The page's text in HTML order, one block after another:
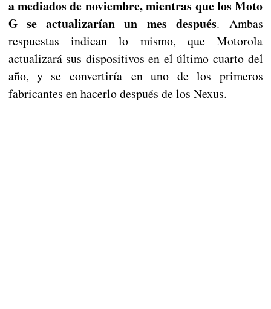
a mediados de noviembre, mientras que los Moto
G se actualizarían un mes después. Ambas
respuestas indican lo mismo, que Motorola
actualizará sus dispositivos en el último cuarto del
año, y se convertiría en uno de los primeros
fabricantes en hacerlo después de los Nexus.